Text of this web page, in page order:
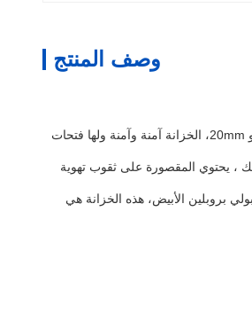
وصف المنتج
تم تصميم خزانة التخزين لتخزين المواد السامة بأمان. تم بناؤها من البولي بروبيلين الأبيض، الخزانة مضادة للتآكل ومتينة للغاية. مع أبواب مزدوجة و 10 ملم،خيارات سمك 12mm و 20mm، الخزانة آمنة وآمنة ولها فتحات
، يحتوي المقصورة على ثقوب تهوية
بروبلين الأبيض، هذه الخزانة هي